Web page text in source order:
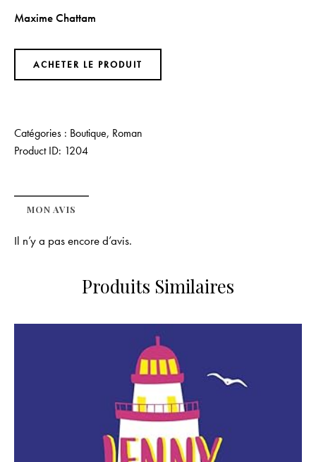
Maxime Chattam
ACHETER LE PRODUIT
Catégories : Boutique, Roman
Product ID: 1204
MON AVIS
Il n’y a pas encore d’avis.
Produits Similaires